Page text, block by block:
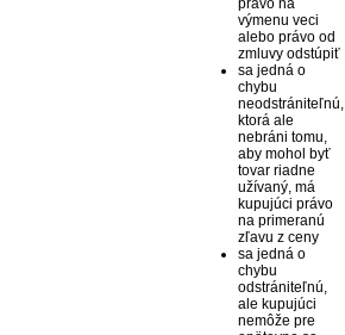
právo na
výmenu veci
alebo právo od
zmluvy odstúpiť
sa jedná o
chybu
neodstrániteľnú,
ktorá ale
nebráni tomu,
aby mohol byť
tovar riadne
užívaný, má
kupujúci právo
na primeranú
zľavu z ceny
sa jedná o
chybu
odstrániteľnú,
ale kupujúci
nemôže pre